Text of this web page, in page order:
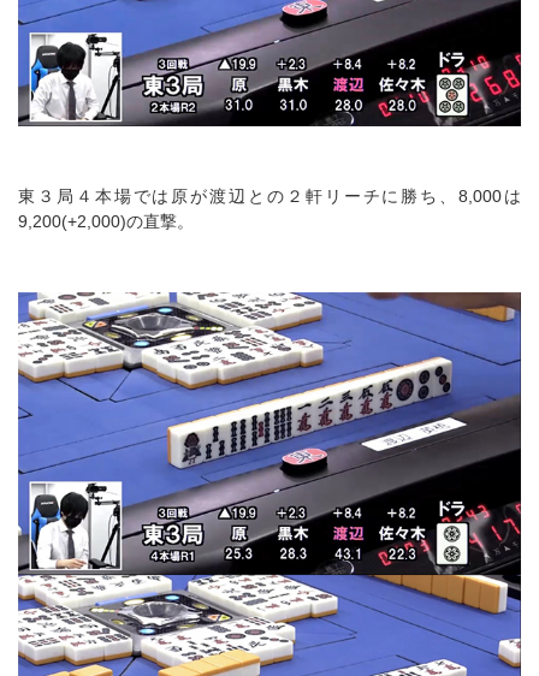
東３局４本場では原が渡辺との２軒リーチに勝ち、8,000は
9,200(+2,000)の直撃。